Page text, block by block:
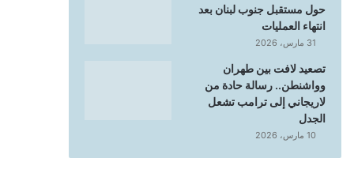
حول مستقبل جنوب لبنان بعد
انتهاء العمليات
31 مارس، 2026
تصعيد لافت بين طهران
وواشنطن.. رسالة حادة من
لاريجاني إلى ترامب تشعل
الجدل
10 مارس، 2026